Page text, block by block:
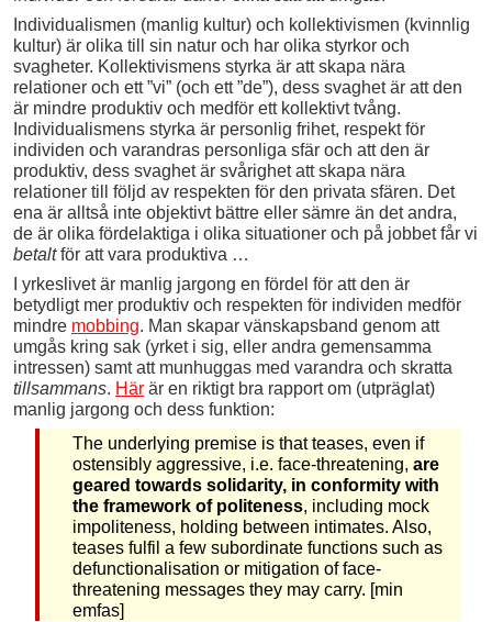
Individualismen (manlig kultur) och kollektivismen (kvinnlig
kultur) är olika till sin natur och har olika styrkor och
svagheter. Kollektivismens styrka är att skapa nära
relationer och ett ”vi” (och ett ”de”), dess svaghet är att den
är mindre produktiv och medför ett kollektivt tvång.
Individualismens styrka är personlig frihet, respekt för
individen och varandras personliga sfär och att den är
produktiv, dess svaghet är svårighet att skapa nära
relationer till följd av respekten för den privata sfären. Det
ena är alltså inte objektivt bättre eller sämre än det andra,
de är olika fördelaktiga i olika situationer och på jobbet får vi
betaltför att vara produktiva …
I yrkeslivet är manlig jargong en fördel för att den är
betydligt mer produktiv och respekten för individen medför
mindre mobbing. Man skapar vänskapsband genom att
umgås kring sak (yrket i sig, eller andra gemensamma
intressen) samt att munhuggas med varandra och skratta
tillsammans. Här är en riktigt bra rapport om (utpräglat)
manlig jargong och dess funktion:
The underlying premise is that teases, even if
ostensibly aggressive, i.e. face-threatening, are
geared towards solidarity, in conformity with
the framework of politeness, including mock
impoliteness, holding between intimates. Also,
teases fulfil a few subordinate functions such as
defunctionalisation or mitigation of face-
threatening messages they may carry. [min
emfas]